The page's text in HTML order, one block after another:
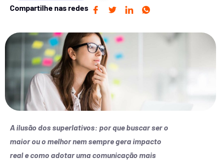
Compartilhe nas redes
A ilusão dos superlativos: por que buscar ser o
maior ou o melhor nem sempre gera impacto
real e como adotar uma comunicação mais